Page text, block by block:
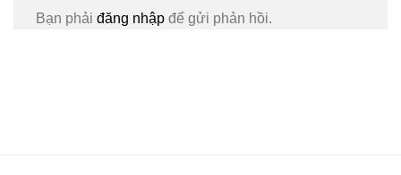
Bạn phải đăng nhập để gửi phản hồi.